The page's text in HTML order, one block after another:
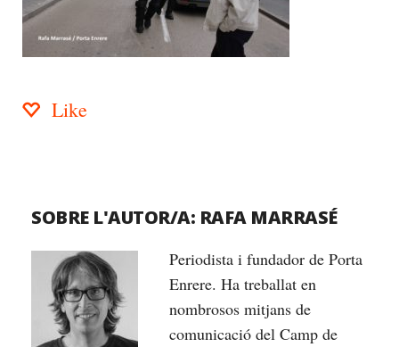
Like
SOBRE L'AUTOR/A: RAFA MARRASÉ
Periodista i fundador de Porta
Enrere. Ha treballat en
nombrosos mitjans de
comunicació del Camp de